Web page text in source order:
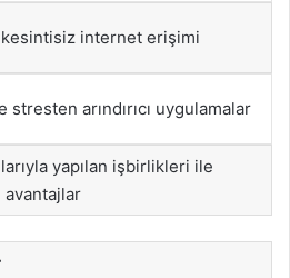
kesintisiz internet erişimi
stresten arındırıcı uygulamalar
yapılan işbirlikleri ile
avantajlar